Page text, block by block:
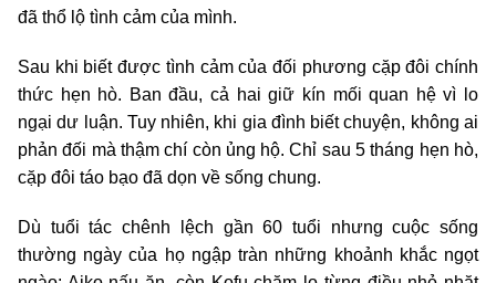
đã thổ lộ tình cảm của mình.
Sau khi biết được tình cảm của đối phương cặp đôi chính
thức hẹn hò. Ban đầu, cả hai giữ kín mối quan hệ vì lo
ngại dư luận. Tuy nhiên, khi gia đình biết chuyện, không ai
phản đối mà thậm chí còn ủng hộ. Chỉ sau 5 tháng hẹn hò,
cặp đôi táo bạo đã dọn về sống chung.
Dù tuổi tác chênh lệch gần 60 tuổi nhưng cuộc sống
thường ngày của họ ngập tràn những khoảnh khắc ngọt